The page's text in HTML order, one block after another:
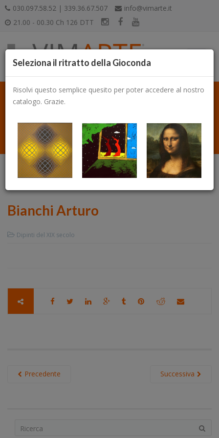
030.097.58.52 | 339.36.67.507
info@vimarte.it
21.00 - 00.30 Ch 126 DTT
Bianchi Arturo
Dipinti del XIX secolo
Successiva
Precedente
Seleziona il ritratto della Gioconda
Risolvi questo semplice quesito per poter accedere al nostro
catalogo. Grazie.